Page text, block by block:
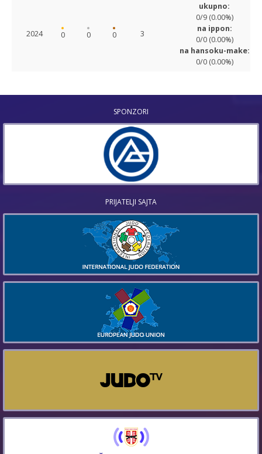
2024 0 0 0 3
ukupno:
0/9 (0.00%)
na ippon:
0/0 (0.00%)
na hansoku-make:
0/0 (0.00%)
SPONZORI
PRIJATELJI SAJTA